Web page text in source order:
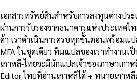
เอกสารทรัพย์สินสำหรับการลงทุนต่างประ
ผ่านการรับรองจากธนาคารแห่งประเทศ
ค้า เราดำเนินการครบทุกขั้นตอนพร้อมแ
MFA ในชุดเดียว ทีมแปลของเราทำงานเ
เกาหลี-ไทยจะมีนักแปลเจ้าของภาษาเกา
Editor ไทยที่อ่านเกาหลีได้ + ทนายเกา